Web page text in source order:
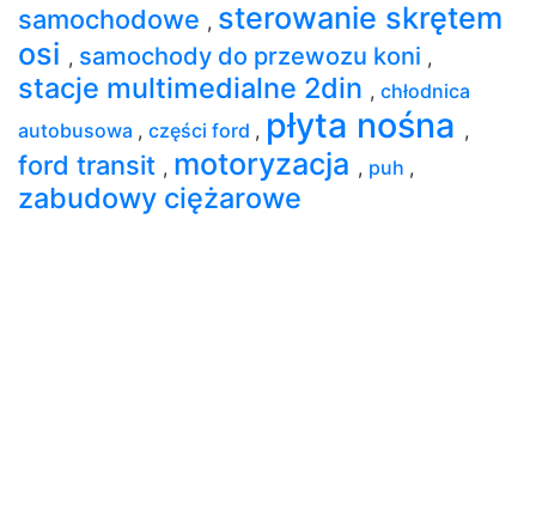
samochodowe , sterowanie skrętem
osi , samochody do przewozu koni ,
stacje multimedialne 2din , chłodnica
autobusowa , części ford , płyta nośna ,
ford transit , motoryzacja , puh ,
zabudowy ciężarowe